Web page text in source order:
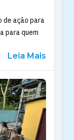
de ação para
para quem
Leia Mais